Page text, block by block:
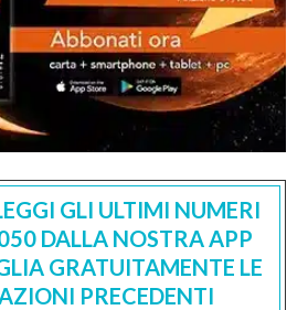
GLI ULTIMI NUMERI
DALLA NOSTRA APP
GRATUITAMENTE LE
PRECEDENTI